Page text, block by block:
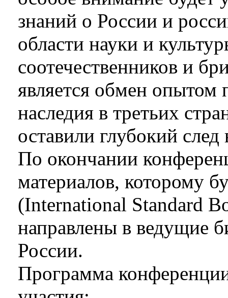
знаний о России и
области науки и
соотечественников и
является обмен опытом
наследия в третьих
оставили глубокий
По окончании
материалов, которому
(International Standard
направлены в ведущие
России.
Программа